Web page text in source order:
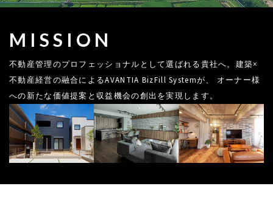
MISSION
不動産管理のプロフェッショナルとして選ばれる貴社へ。建築×
不動産経営の融合によるAVANTIA BizFill Systemが、 オーナー様
への新たな価値提案と収益機会の創出を実現します。